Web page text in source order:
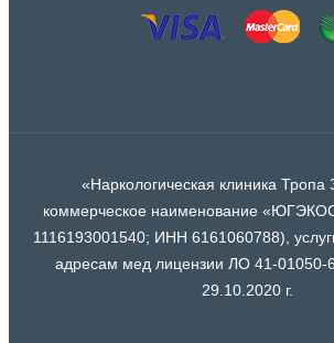
«Наркологическая клиника Тропа
коммерческое наименование
1116193001540; ИНН 6161060788),
адресам мед лицензии ЛО 41-01050-
29.10.2020 г.